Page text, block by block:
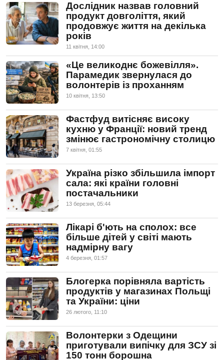
Дослідник назвав головний
продукт довголіття, який
продовжує життя на декілька
років
11 квiтня, 14:00
«Це великоднє божевілля».
Парамедик звернулася до
волонтерів із проханням
10 квiтня, 13:50
Фастфуд витісняє високу
кухню у Франції: новий тренд
змінює гастрономічну столицю
7 квiтня, 01:55
Україна різко збільшила імпорт
сала: які країни головні
постачальники
13 березня, 05:44
Лікарі б'ють на сполох: все
більше дітей у світі мають
надмірну вагу
4 березня, 01:57
Блогерка порівняла вартість
продуктів у магазинах Польщі
та України: ціни
26 лютого, 11:10
Волонтерки з Одещини
приготували випічку для ЗСУ зі
150 тонн борошна